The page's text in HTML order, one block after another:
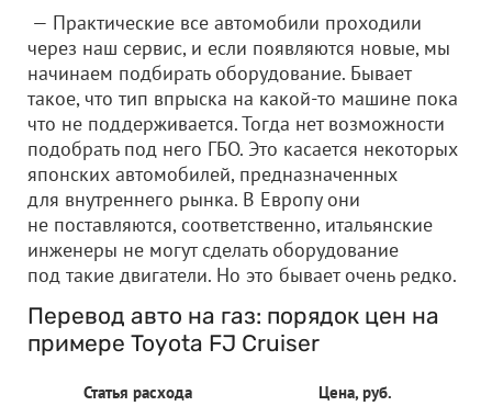
— Практические все автомобили проходили
через наш сервис, и если появляются новые, мы
начинаем подбирать оборудование. Бывает
такое, что тип впрыска на какой-то машине пока
что не поддерживается. Тогда нет возможности
подобрать под него ГБО. Это касается некоторых
японских автомобилей, предназначенных
для внутреннего рынка. В Европу они
не поставляются, соответственно, итальянские
инженеры не могут сделать оборудование
под такие двигатели. Но это бывает очень редко.
Перевод авто на газ: порядок цен на
примере Toyota FJ Cruiser
Статья расхода
Цена, руб.